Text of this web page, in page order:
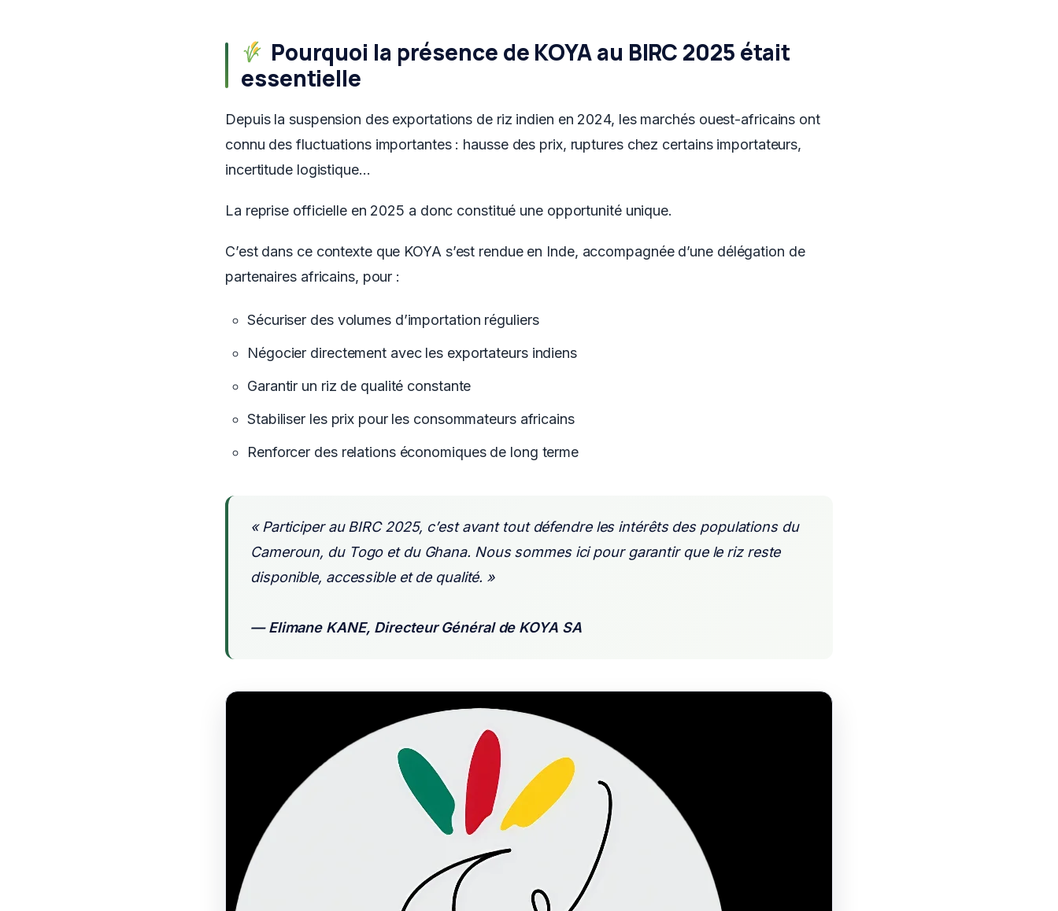
Pourquoi la présence de KOYA au BIRC 2025 était
essentielle
Depuis la suspension des exportations de riz indien en 2024, les marchés ouest-africains ont
connu des fluctuations importantes : hausse des prix, ruptures chez certains importateurs,
incertitude logistique…
La reprise officielle en 2025 a donc constitué une opportunité unique.
C’est dans ce contexte que KOYA s’est rendue en Inde, accompagnée d’une délégation de
partenaires africains, pour :
Sécuriser des volumes d’importation réguliers
Négocier directement avec les exportateurs indiens
Garantir un riz de qualité constante
Stabiliser les prix pour les consommateurs africains
Renforcer des relations économiques de long terme
« Participer au BIRC 2025, c’est avant tout défendre les intérêts des populations du
Cameroun, du Togo et du Ghana. Nous sommes ici pour garantir que le riz reste
disponible, accessible et de qualité. »
— Elimane KANE, Directeur Général de KOYA SA